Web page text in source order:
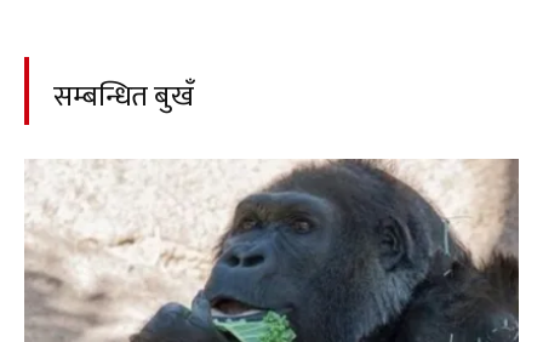
सम्बन्धित बुखँ